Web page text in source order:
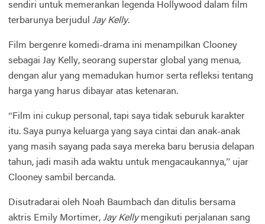
sendiri untuk memerankan legenda Hollywood dalam film
terbarunya berjudul Jay Kelly.
Film bergenre komedi-drama ini menampilkan Clooney
sebagai Jay Kelly, seorang superstar global yang menua,
dengan alur yang memadukan humor serta refleksi tentang
harga yang harus dibayar atas ketenaran.
“Film ini cukup personal, tapi saya tidak seburuk karakter
itu. Saya punya keluarga yang saya cintai dan anak-anak
yang masih sayang pada saya mereka baru berusia delapan
tahun, jadi masih ada waktu untuk mengacaukannya,” ujar
Clooney sambil bercanda.
Disutradarai oleh Noah Baumbach dan ditulis bersama
aktris Emily Mortimer, Jay Kellymengikuti perjalanan sang